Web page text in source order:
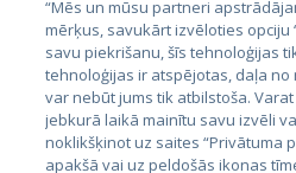
Igaunija
Latvija
Lietuva
“Mēs un mūsu partneri
mērķus, savukārt izvēloties opciju
savu piekrišanu, šīs tehnoloģijas
tehnoloģijas ir atspējotas, daļa
var nebūt jums tik atbilstoša.
jebkurā laikā mainītu savu izvēli
noklikšķinot uz saites “Privātuma
apakšā vai uz peldošās ikonas